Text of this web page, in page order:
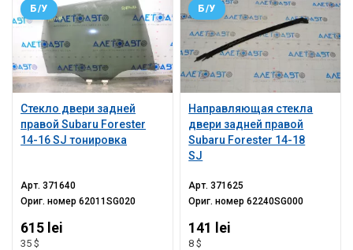
Стекло двери задней
правой Subaru Forester
14-16 SJ тонировка
Б/У
Арт.371640
Ориг. номер62011SG020
615 lei
35 $
Направляющая стекла
двери задней правой
Subaru Forester 14-18
SJ
Б/У
Арт.371625
Ориг. номер62240SG000
141 lei
8 $